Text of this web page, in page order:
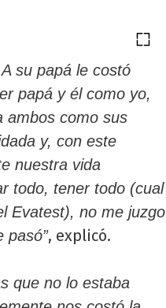
A su papá le costó
papá y él como yo,
ambos como sus
y, con este
nuestra vida
todo, tener todo (cual
Evatest), no me juzgo
pasó”, explicó.
que no lo estaba